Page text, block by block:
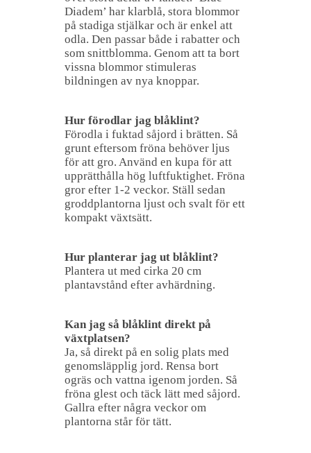
Diadem’ har klarblå, stora blommor
på stadiga stjälkar och är enkel att
odla. Den passar både i rabatter och
som snittblomma. Genom att ta bort
vissna blommor stimuleras
bildningen av nya knoppar.
Hur förodlar jag blåklint?
Förodla i fuktad såjord i brätten. Så
grunt eftersom fröna behöver ljus
för att gro. Använd en kupa för att
upprätthålla hög luftfuktighet. Fröna
gror efter 1-2 veckor. Ställ sedan
groddplantorna ljust och svalt för ett
kompakt växtsätt.
Hur planterar jag ut blåklint?
Plantera ut med cirka 20 cm
plantavstånd efter avhärdning.
Kan jag så blåklint direkt på
växtplatsen?
Ja, så direkt på en solig plats med
genomsläpplig jord. Rensa bort
ogräs och vattna igenom jorden. Så
fröna glest och täck lätt med såjord.
Gallra efter några veckor om
plantorna står för tätt.